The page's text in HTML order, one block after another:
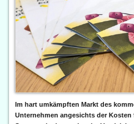
Im hart umkämpften Markt des
Unternehmen angesichts der